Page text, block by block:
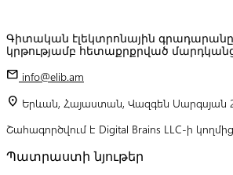
Գիտական էլեկտրոնային
կրթությամբ հետաքրքրված
mail info@elib.am
location_on Երևան, Հայաստան, Վազգեն Սարգսյան
Շահագործվում է Digital Brains LLC-ի կողմից
Պատրաստի նյութեր